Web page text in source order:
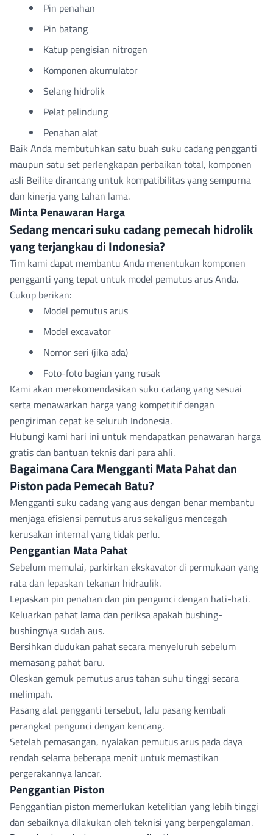
Pin penahan
Pin batang
Katup pengisian nitrogen
Komponen akumulator
Selang hidrolik
Pelat pelindung
Penahan alat
Baik Anda membutuhkan satu buah suku cadang pengganti
maupun satu set perlengkapan perbaikan total, komponen
asli Beilite dirancang untuk kompatibilitas yang sempurna
dan kinerja yang tahan lama.
Minta Penawaran Harga
Sedang mencari suku cadang pemecah hidrolik
yang terjangkau di Indonesia?
Tim kami dapat membantu Anda menentukan komponen
pengganti yang tepat untuk model pemutus arus Anda.
Cukup berikan:
Model pemutus arus
Model excavator
Nomor seri (jika ada)
Foto-foto bagian yang rusak
Kami akan merekomendasikan suku cadang yang sesuai
serta menawarkan harga yang kompetitif dengan
pengiriman cepat ke seluruh Indonesia.
Hubungi kami hari ini untuk mendapatkan penawaran harga
gratis dan bantuan teknis dari para ahli.
Bagaimana Cara Mengganti Mata Pahat dan
Piston pada Pemecah Batu?
Mengganti suku cadang yang aus dengan benar membantu
menjaga efisiensi pemutus arus sekaligus mencegah
kerusakan internal yang tidak perlu.
Penggantian Mata Pahat
Sebelum memulai, parkirkan ekskavator di permukaan yang
rata dan lepaskan tekanan hidraulik.
Lepaskan pin penahan dan pin pengunci dengan hati-hati.
Keluarkan pahat lama dan periksa apakah bushing-
bushingnya sudah aus.
Bersihkan dudukan pahat secara menyeluruh sebelum
memasang pahat baru.
Oleskan gemuk pemutus arus tahan suhu tinggi secara
melimpah.
Pasang alat pengganti tersebut, lalu pasang kembali
perangkat pengunci dengan kencang.
Setelah pemasangan, nyalakan pemutus arus pada daya
rendah selama beberapa menit untuk memastikan
pergerakannya lancar.
Penggantian Piston
Penggantian piston memerlukan ketelitian yang lebih tinggi
dan sebaiknya dilakukan oleh teknisi yang berpengalaman.